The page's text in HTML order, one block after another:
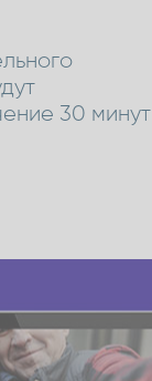
30 минут